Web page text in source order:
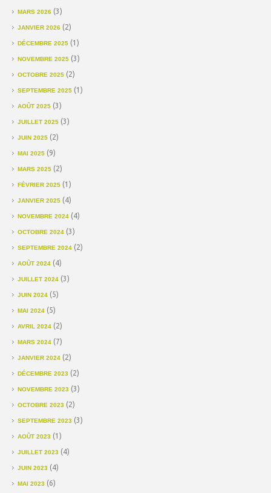
MARS 2026 (3)
JANVIER 2026 (2)
DÉCEMBRE 2025 (1)
NOVEMBRE 2025 (3)
OCTOBRE 2025 (2)
SEPTEMBRE 2025 (1)
AOÛT 2025 (3)
JUILLET 2025 (3)
JUIN 2025 (2)
MAI 2025 (9)
MARS 2025 (2)
FÉVRIER 2025 (1)
JANVIER 2025 (4)
NOVEMBRE 2024 (4)
OCTOBRE 2024 (3)
SEPTEMBRE 2024 (2)
AOÛT 2024 (4)
JUILLET 2024 (3)
JUIN 2024 (5)
MAI 2024 (5)
AVRIL 2024 (2)
MARS 2024 (7)
JANVIER 2024 (2)
DÉCEMBRE 2023 (2)
NOVEMBRE 2023 (3)
OCTOBRE 2023 (2)
SEPTEMBRE 2023 (3)
AOÛT 2023 (1)
JUILLET 2023 (4)
JUIN 2023 (4)
MAI 2023 (6)